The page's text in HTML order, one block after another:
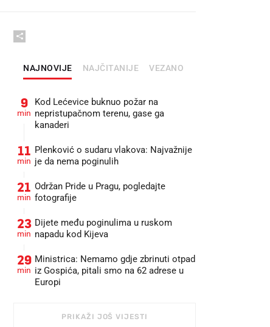
NAJNOVIJE NAJČITANIJE VEZANO
9
min
Kod Lećevice buknuo požar na
nepristupačnom terenu, gase ga
kanaderi
11
min
Plenković o sudaru vlakova: Najvažnije
je da nema poginulih
21
min
Održan Pride u Pragu, pogledajte
fotografije
23
min
Dijete među poginulima u ruskom
napadu kod Kijeva
29
min
Ministrica: Nemamo gdje zbrinuti otpad
iz Gospića, pitali smo na 62 adrese u
Europi
PRIKAŽI JOŠ VIJESTI